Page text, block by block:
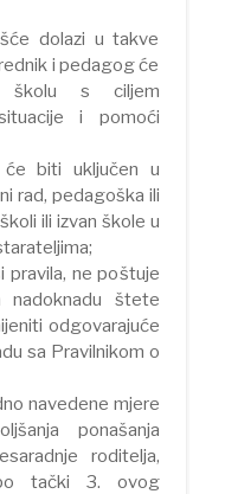
dolazi u takve
i pedagog će
školu s ciljem
i pomoći
biti uključen u
rad, pedagoška ili
ili izvan škole u
pravila, ne poštuje
nadoknadu štete
odgovarajuće
sa Pravilnikom o
navedene mjere
ponašanja
roditelja,
tački 3. ovog